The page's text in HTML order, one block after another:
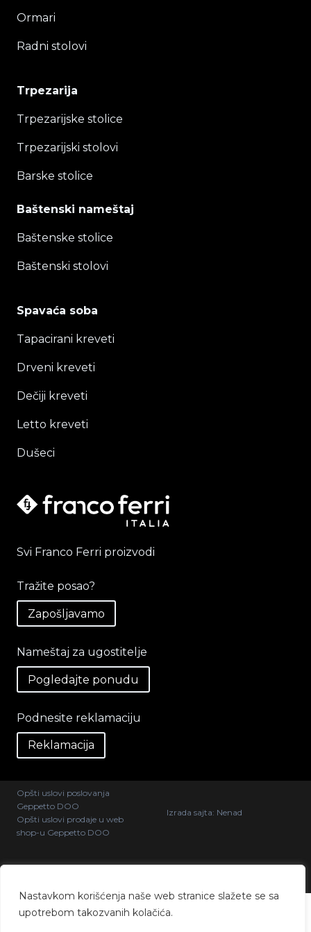
Nastavkom korišćenja naše web stranice slažete se sa
upotrebom takozvanih kolačića.
Ormari
Radni stolovi
Trpezarija
Trpezarijske stolice
Trpezarijski stolovi
Barske stolice
Baštenski nameštaj
Baštenske stolice
Baštenski stolovi
Spavaća soba
Tapacirani kreveti
Drveni kreveti
Dečiji kreveti
Letto kreveti
Dušeci
Svi Franco Ferri proizvodi
Tražite posao?
Zapošljavamo
Nameštaj za ugostitelje
Pogledajte ponudu
Podnesite reklamaciju
Reklamacija
Opšti uslovi poslovanja
Geppetto DOO
Opšti uslovi prodaje u web
shop-u Geppetto DOO
Izrada sajta: Nenad
@ 2026 Geppetto DOO. Sva